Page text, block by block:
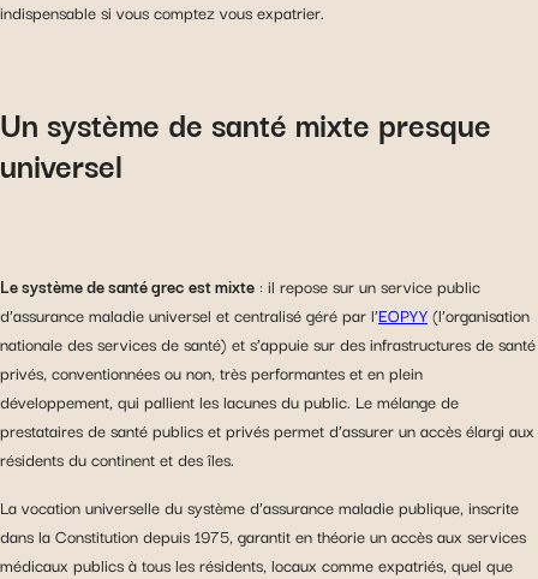
indispensable si vous comptez vous expatrier.
Un système de santé mixte presque
universel
Le système de santé grec est mixte : il repose sur un service public
d’assurance maladie universel et centralisé géré par l’EOPYY(l’organisation
nationale des services de santé) et s’appuie sur des infrastructures de santé
privés, conventionnées ou non, très performantes et en plein
développement, qui pallient les lacunes du public. Le mélange de
prestataires de santé publics et privés permet d’assurer un accès élargi aux
résidents du continent et des îles.
La vocation universelle du système d’assurance maladie publique, inscrite
dans la Constitution depuis 1975, garantit en théorie un accès aux services
médicaux publics à tous les résidents, locaux comme expatriés, quel que